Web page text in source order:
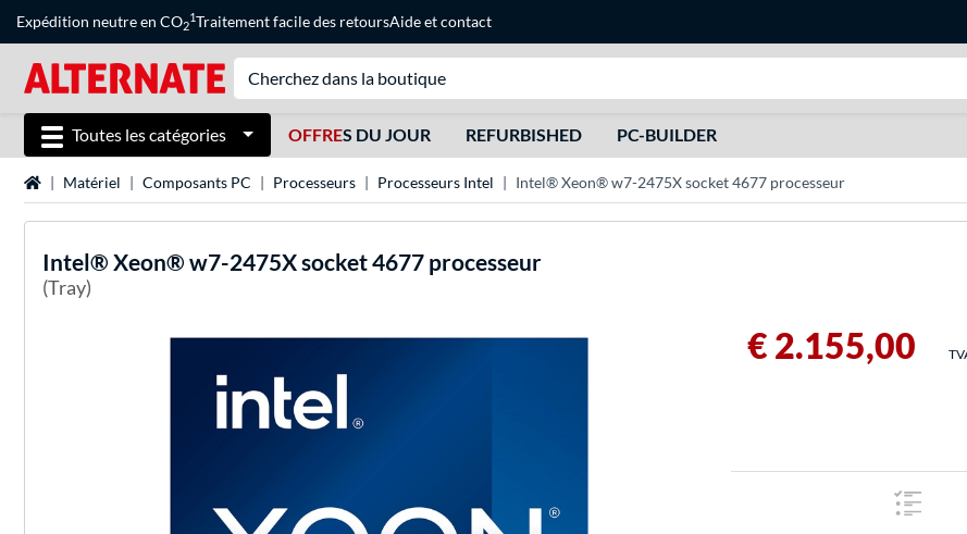
Expédition neutre en CO2
1Traitement facile des retoursAideetcontact
Toutes les catégories OFFRES DU JOUR REFURBISHED PC-BUILDER
Page d'accueil
Matériel Composants PC Processeurs Processeurs Intel Intel® Xeon® w7-2475X socket 4677 processeur
Intel® Xeon® w7-2475X socket 4677 processeur
(Tray)
€ 2.155,00